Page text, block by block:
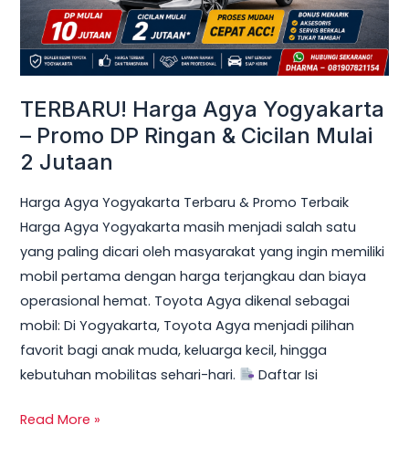
TERBARU! Harga Agya Yogyakarta
– Promo DP Ringan & Cicilan Mulai
2 Jutaan
Harga Agya Yogyakarta Terbaru & Promo Terbaik
Harga Agya Yogyakarta masih menjadi salah satu
yang paling dicari oleh masyarakat yang ingin memiliki
mobil pertama dengan harga terjangkau dan biaya
operasional hemat. Toyota Agya dikenal sebagai
mobil: Di Yogyakarta, Toyota Agya menjadi pilihan
favorit bagi anak muda, keluarga kecil, hingga
kebutuhan mobilitas sehari-hari.
Daftar Isi
Ringan
Cicilan
2
Jutaan
Read More »